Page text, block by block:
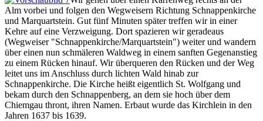
Alm vorbei und folgen den Wegweisern Richtung Schnappenkirche
und Marquartstein. Gut fünf Minuten später treffen wir in einer
Kehre auf eine Verzweigung. Dort spazieren wir geradeaus
(Wegweiser "Schnappenkirche/Marquartstein") weiter und wandern
über einen nun schmäleren Waldweg in einem sanften Gegenanstieg
zu einem Rücken hinauf. Wir überqueren den Rücken und der Weg
leitet uns im Anschluss durch lichten Wald hinab zur
Schnappenkirche. Die Kirche heißt eigentlich St. Wolfgang und
bekam durch den Schnappenberg, an dem sie hoch über dem
Chiemgau thront, ihren Namen. Erbaut wurde das Kirchlein in den
Jahren 1637 bis 1639.